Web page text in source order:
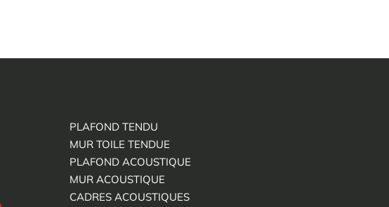
PLAFOND TENDU
MUR TOILE TENDUE
PLAFOND ACOUSTIQUE
MUR ACOUSTIQUE
CADRES ACOUSTIQUES